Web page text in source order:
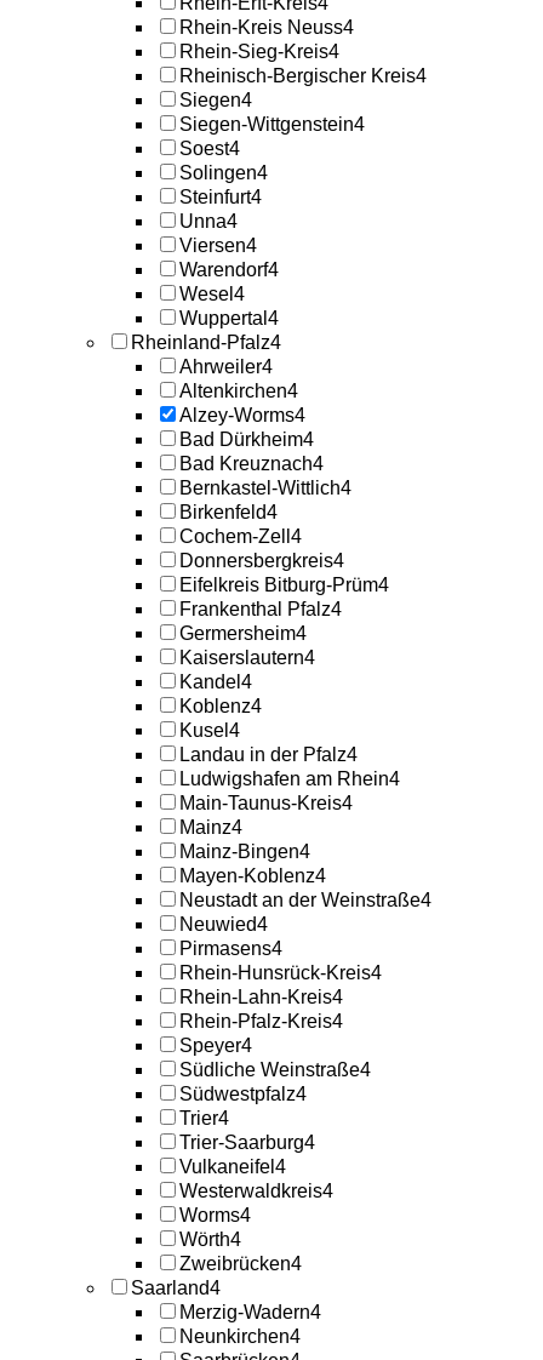
Rhein-Kreis Neuss4
Rhein-Sieg-Kreis4
Rheinisch-Bergischer Kreis4
Siegen4
Siegen-Wittgenstein4
Soest4
Solingen4
Steinfurt4
Unna4
Viersen4
Warendorf4
Wesel 4
Wuppertal 4
Rheinland-Pfalz4
Ahrweiler4
Altenkirchen4
Alzey-Worms4
Bad Dürkheim4
Bad Kreuznach4
Bernkastel-Wittlich4
Birkenfeld4
Cochem-Zell 4
Donnersbergkreis4
Eifelkreis Bitburg-Prüm4
Frankenthal Pfalz4
Germersheim4
Kaiserslautern4
Kandel 4
Koblenz4
Kusel 4
Landau in der Pfalz4
Ludwigshafen am Rhein4
Main-Taunus-Kreis4
Mainz4
Mainz-Bingen4
Mayen-Koblenz4
Neustadt an der Weinstraße4
Neuwied4
Pirmasens4
Rhein-Hunsrück-Kreis4
Rhein-Lahn-Kreis4
Rhein-Pfalz-Kreis4
Speyer4
Südliche Weinstraße4
Südwestpfalz4
Trier4
Trier-Saarburg4
Vulkaneifel 4
Westerwaldkreis4
Worms4
Wörth4
Zweibrücken4
Saarland4
Merzig-Wadern4
Neunkirchen4